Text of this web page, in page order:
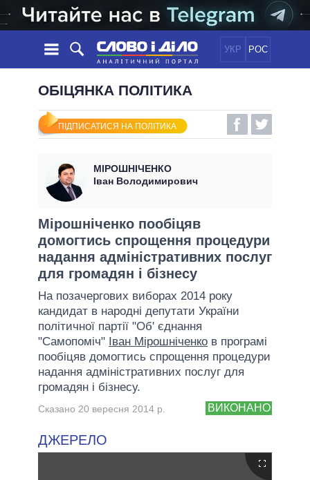
УКР РОС
НОВИНИ
СТРІЧКА
ПОДІЇ
ДУМКИ
ОГЛЯДИ
ДАЙДЖЕСТИ
ПОЛІТИКА
ЕКОНОМІКА
СВІТ
ОБIЦЯНКИ
УСІ ПОЛІТИКИ
ПРЕЗИДЕНТ І ОФІС
ВЕРХОВНА РАДА
КАБІНЕТ МІНІСТРІВ
ГОЛОВИ ОБЛАДМІНІСТРАЦІЙ
МЕРИ МІСТ
ВСІ ПЕРСОНИ
ІНФОГРАФІКА
ПІДТРИМАТИ
ПОРІВНЯННЯ ПОЛІТИКІВ
ОБІЦЯНКА ПОЛІТИКА
ПІДПИСАТИСЯ НА ПОЛІТИКА
МІРОШНІЧЕНКО
Іван Володимирович
Мірошніченко пообіцяв
домогтись спрощення процедури
надання адміністративних послуг
для громадян і бізнесу
На позачергових виборах 2014 року
кандидат в народні депутати України
політичної партії "Об' єднання
"Самопоміч" Іван Мірошніченко в програмі
пообіцяв домогтись спрощення процедури
надання адміністративних послуг для
громадян і бізнесу.
ВИКОНАНО
Сказано 20 вересня 2014 р.
ДЖЕРЕЛО